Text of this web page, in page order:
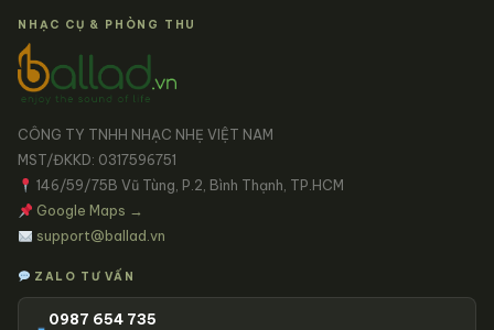
NHẠC CỤ & PHÒNG THU
CÔNG TY TNHH NHẠC NHẸ VIỆT NAM
MST/ĐKKD: 0317596751
146/59/75B Vũ Tùng, P.2, Bình Thạnh, TP.HCM
Google Maps →
support@ballad.vn
ZALO TƯ VẤN
0987 654 735